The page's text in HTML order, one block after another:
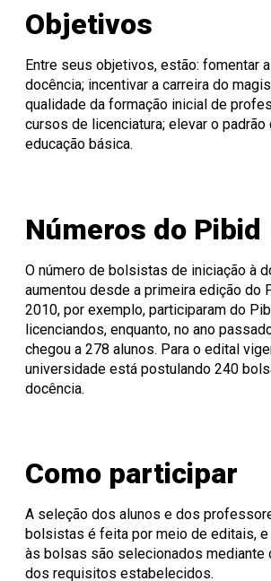
Objetivos
Entre seus objetivos, estão: fomentar
docência; incentivar a carreira do
qualidade da formação inicial de
cursos de licenciatura; elevar o padrão
educação básica.
Números do Pibid
O número de bolsistas de iniciação à
aumentou desde a primeira edição do
2010, por exemplo, participaram do
licenciandos, enquanto, no ano
chegou a 278 alunos. Para o edital
universidade está postulando 240
docência.
Como participar
A seleção dos alunos e dos
bolsistas é feita por meio de editais,
às bolsas são selecionados mediante
dos requisitos estabelecidos.